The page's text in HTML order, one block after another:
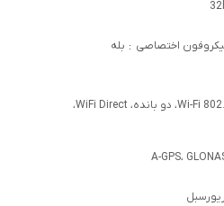
اختصاصی : بله
Wi-Fi 802.11 a/b/g/n/ac، دو بانده، WiFi Direct،